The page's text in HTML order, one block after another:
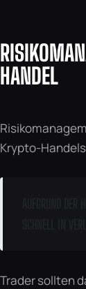
HANDEL
Krypto-
Trader sollten